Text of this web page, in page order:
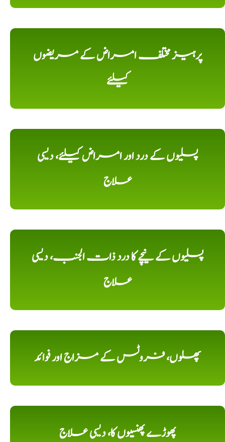
پرہیز مختلف امراض کے مریضوں
کیلئے
پسلیوں کے درد اور امراض کیلئے، دیسی
علاج
پسلیوں کے نیچے کا درد ذات الجنب، دیسی
علاج
پھلوں، فروٹس کے مزاج اور فوائد
پھوڑے پھنسیوں کا، دیسی علاج